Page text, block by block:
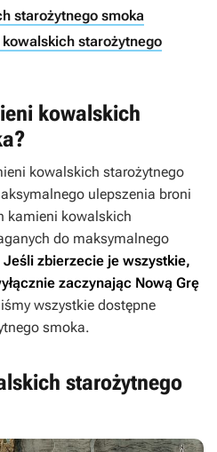
starożytnego smoka
starożytnego
kowalskich
kowalskich starożytnego
ulepszenia broni
kamieni kowalskich
do maksymalnego
Jeśli zbierzecie je wszystkie,
zaczynając Nową Grę
wszystkie dostępne
smoka.
starożytnego